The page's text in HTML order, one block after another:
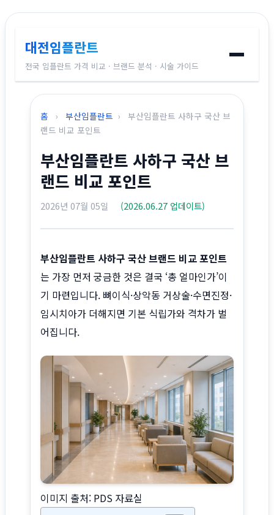
대전임플란트
전국 임플란트 가격 비교 · 브랜드 분석 · 시술 가이드
홈
임플란트 브랜드
가격 비교
전국 지역별 가격
교정치과
사이트 소개
홈 › 부산임플란트 ›
부산임플란트 사하구 국산 브
랜드 비교 포인트
부산임플란트 사하구 국산 브
랜드 비교 포인트
2026년 07월 05일 (2026.06.27 업데이트)
부산임플란트 사하구 국산 브랜드 비교 포인트
는 가장 먼저 궁금한 것은 결국 ‘총 얼마인가’이
기 마련입니다. 뼈이식·상악동 거상술·수면진정·
임시치아가 더해지면 기본 식립가와 격차가 벌
어집니다.
이미지 출처: PDS 자료실